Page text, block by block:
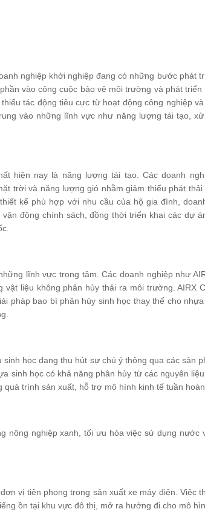
nghiệp khởi nghiệp đang có những bước phát
vào công cuộc bảo vệ môi trường và phát
tác động tiêu cực từ hoạt động công nghiệp
vào những lĩnh vực như năng lượng tái tạo,
hiện nay là năng lượng tái tạo. Các doanh
trời và năng lượng gió nhằm giảm thiểu phát
kế phù hợp với nhu cầu của hộ gia đình,
động chính sách, đồng thời triển khai các dự
lĩnh vực trọng tâm. Các doanh nghiệp như
liệu không phân hủy thải ra môi trường. AIRX
pháp bao bì phân hủy sinh học thay thế cho
học đang thu hút sự chú ý thông qua các sản
sinh học có khả năng phân hủy từ các nguyên
trình sản xuất, hỗ trợ mô hình kinh tế tuần hoàn.
nông nghiệp xanh, tối ưu hóa việc sử dụng nước
vị tiên phong trong sản xuất xe máy điện. Việc
ồn tại khu vực đô thị, mở ra hướng đi cho mô